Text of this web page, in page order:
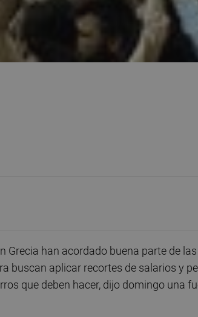
Grecia han acordado buena parte de
buscan aplicar recortes de salarios y
que deben hacer, dijo domingo una